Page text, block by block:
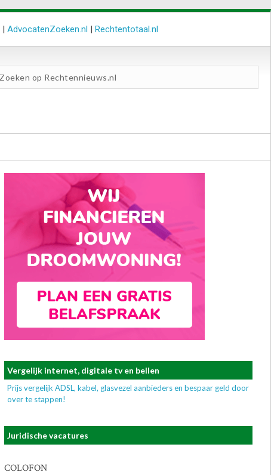
| AdvocatenZoeken.nl | Rechtentotaal.nl
Vergelijk internet, digitale tv en bellen
Prijs vergelijk ADSL, kabel, glasvezel aanbieders en bespaar geld door
over te stappen!
Juridische vacatures
COLOFON